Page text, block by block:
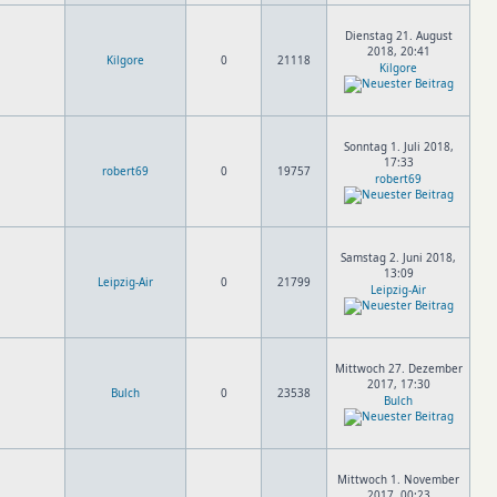
Kilgore 0 21118
Dienstag 21. August
2018, 20:41
Kilgore
robert69 0 19757
Sonntag 1. Juli 2018,
17:33
robert69
Leipzig-Air 0 21799
Samstag 2. Juni 2018,
13:09
Leipzig-Air
Bulch 0 23538
Mittwoch 27. Dezember
2017, 17:30
Bulch
Mittwoch 1. November